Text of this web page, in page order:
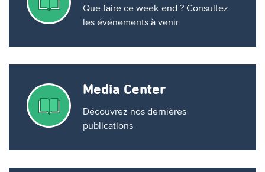
Que faire ce week-end ? Consultez
les événements à venir
Media Center
Découvrez nos dernières
publications